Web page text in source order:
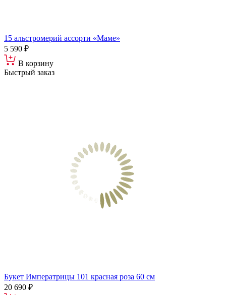
15 альстромерий ассорти «Маме»
5 590 ₽
В корзину
Быстрый заказ
Букет Императрицы 101 красная роза 60 см
20 690 ₽